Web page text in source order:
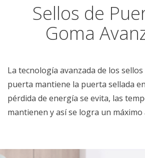
Sellos de
Goma
La tecnología avanzada de los
puerta mantiene la puerta sellada
pérdida de energía se evita, las
mantienen y así se logra un